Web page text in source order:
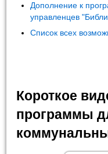
Дополнение к
управленцев
Список всех
Короткое
программы